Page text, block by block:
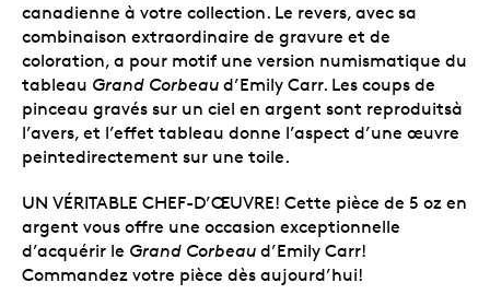
canadienne à votre collection. Le revers, avec sa
combinaison extraordinaire de gravure et de
coloration, a pour motif une version numismatique du
tableau Grand Corbeau d’Emily Carr. Les coups de
pinceau gravés sur un ciel en argent sont reproduitsà
l’avers, et l’effet tableau donne l’aspect d’une œuvre
peintedirectement sur une toile.
UN VÉRITABLE CHEF-D’ŒUVRE! Cette pièce de 5 oz en
argent vous offre une occasion exceptionnelle
d’acquérir le Grand Corbeau d’Emily Carr!
Commandez votre pièce dès aujourd’hui!